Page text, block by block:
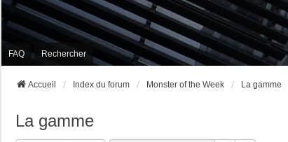
FAQ Rechercher
Accueil Index du forum Monster of the Week La gamme
La gamme